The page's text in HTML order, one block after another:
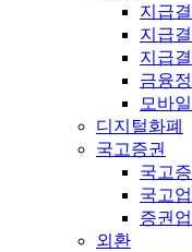
지급
지급
지급
금융
모바
디지털화폐
국고증권
국고
국고
증권
외환